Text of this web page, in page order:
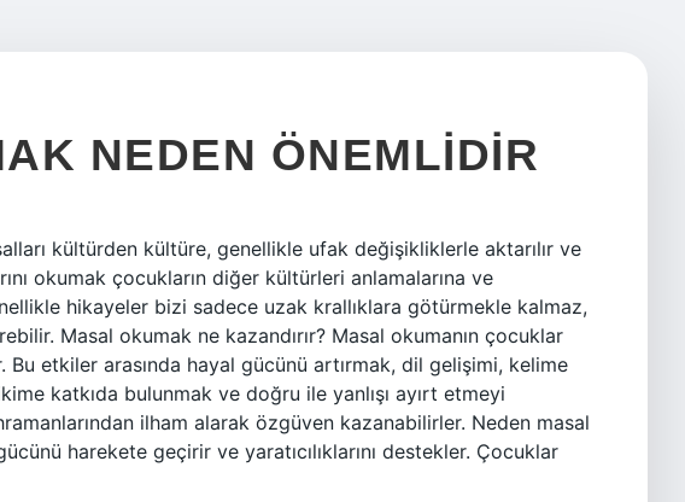
NEDEN ÖNEMLIDIR
kültürden kültüre, genellikle ufak değişikliklerle aktarılır ve
okumak çocukların diğer kültürleri anlamalarına ve
hikayeler bizi sadece uzak krallıklara götürmekle kalmaz,
Masal okumak ne kazandırır? Masal okumanın çocuklar
etkiler arasında hayal gücünü artırmak, dil gelişimi, kelime
katkıda bulunmak ve doğru ile yanlışı ayırt etmeyi
ilham alarak özgüven kazanabilirler. Neden masal
harekete geçirir ve yaratıcılıklarını destekler. Çocuklar